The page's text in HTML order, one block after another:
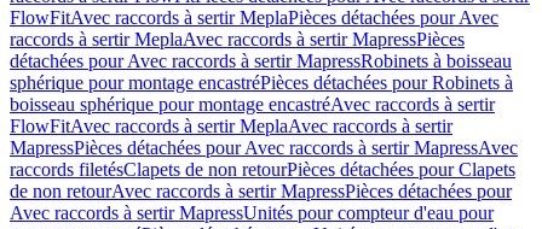
FlowFitAvec raccords à sertir MeplaPièces détachées pour Avec
raccords à sertir MeplaAvec raccords à sertir MapressPièces
détachées pour Avec raccords à sertir MapressRobinets à boisseau
sphérique pour montage encastréPièces détachées pour Robinets à
boisseau sphérique pour montage encastréAvec raccords à sertir
FlowFitAvec raccords à sertir MeplaAvec raccords à sertir
MapressPièces détachées pour Avec raccords à sertir MapressAvec
raccords filetésClapets de non retourPièces détachées pour Clapets
de non retourAvec raccords à sertir MapressPièces détachées pour
Avec raccords à sertir MapressUnités pour compteur d'eau pour